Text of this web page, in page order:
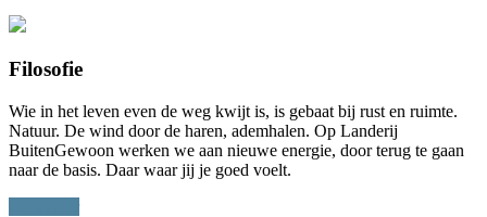
Filosofie
Wie in het leven even de weg kwijt is, is gebaat bij rust en ruimte.
Natuur. De wind door de haren, ademhalen. Op Landerij
BuitenGewoon werken we aan nieuwe energie, door terug te gaan
naar de basis. Daar waar jij je goed voelt.